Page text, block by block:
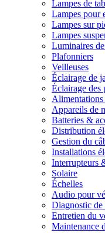
Lampes de
Lampes pour
Lampes sur
Lampes
Luminaires
Plafonniers
Veilleuses
Éclairage de
Éclairage des
Alimentations
Appareils de
Batteries &
Distribution
Gestion du
Installations
Interrupteurs
Solaire
Échelles
Audio pour
Diagnostic de
Entretien du
Maintenance